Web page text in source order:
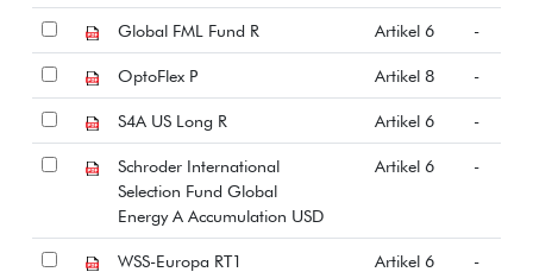
Global FML Fund R Artikel 6 -
OptoFlex P Artikel 8 -
S4A US Long R Artikel 6 -
Schroder International
Selection Fund Global
Energy A Accumulation USD
Artikel 6 -
WSS-Europa RT1 Artikel 6 -